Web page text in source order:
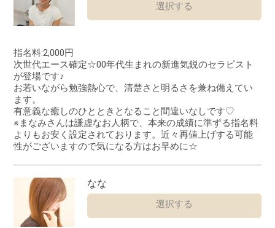
指名料:2,000円
次世代エース確定☆00年代生まれの新進気鋭のセラピスト
が登場です♪
お若いながら勉強熱心で、清楚さと明るさを兼ね備えてい
ます。
有意義な癒しのひとときとなること間違いなしです♡
​​​​​​※まなみさんは謙虚なお人柄で、本来の成績に準ずる指名料
よりもお安く設定されております。近々再値上げする可能
性がございますので気になる方はお早めに☆
選択する
なな
選択する